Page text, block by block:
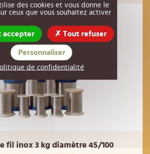
fil inox 3 kg diamètre 45/100
des cookies et vous donne le
ceux que vous souhaitez activer
accepter Tout refuser
Personnaliser
de confidentialité